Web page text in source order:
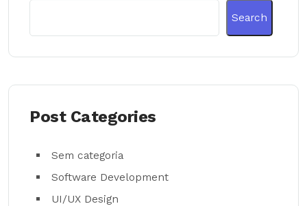
Search
Post Categories
Sem categoria
Software Development
UI/UX Design